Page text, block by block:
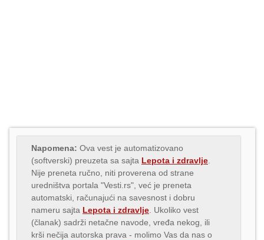
Napomena: Ova vest je automatizovano
(softverski) preuzeta sa sajta Lepota i zdravlje
Nije preneta ručno, niti proverena od strane
uredništva portala "Vesti.rs", već je preneta
automatski, računajući na savesnost i dobru
nameru sajta Lepota i zdravlje . Ukoliko vest
(članak) sadrži netačne navode, vređa nekog, ili
krši nečija autorska prava - molimo Vas da nas o